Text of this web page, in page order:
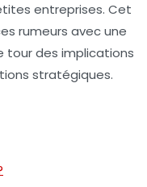
entreprises. Cet
rumeurs avec une
tour des implications
stratégiques.